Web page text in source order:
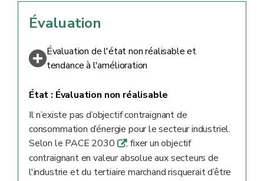
Évaluation
Évaluation de l'état non réalisable et
tendance à l'amélioration
État : Évaluation non réalisable
Il n’existe pas d’objectif contraignant de
consommation d’énergie pour le secteur industriel.
Selon le PACE 2030 q, fixer un objectif
contraignant en valeur absolue aux secteurs de
l'industrie et du tertiaire marchand risquerait d’être